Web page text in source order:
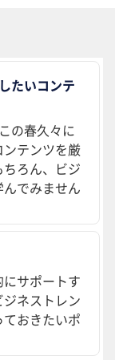
たいコンテ
の春久々に
テンツを厳
ろん、ビジ
でみません
サポートす
ネストレン
おきたいポ